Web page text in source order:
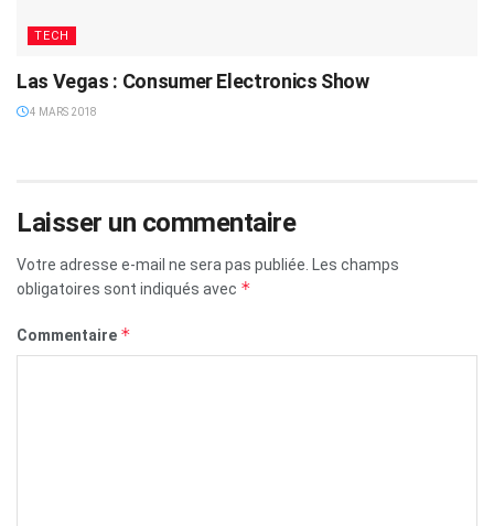
TECH
Las Vegas : Consumer Electronics Show
4 MARS 2018
Laisser un commentaire
Votre adresse e-mail ne sera pas publiée.
Les champs
obligatoires sont indiqués avec *
Commentaire *